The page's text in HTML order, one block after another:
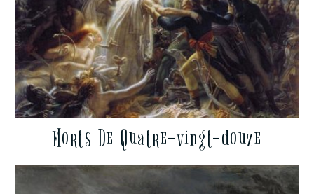
Morts De Quatre-vingt-douze